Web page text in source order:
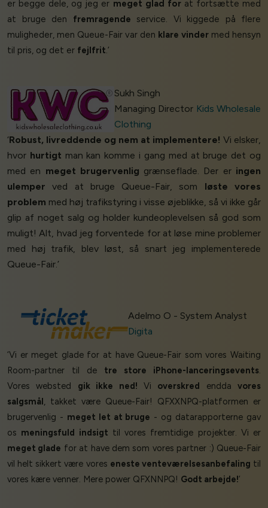
er begge dele, og jeg er meget glad forat fortsætte med
at bruge den fremragende service. Vi kiggede på flere
muligheder, men Queue-Fair var den klare vinder med hensyn
til pris, og det er fejlfrit.’
Sukh Singh
Managing Director Kids Wholesale
Clothing
‘Robust, livreddende og nem at implementere! Vi elsker,
hvor hurtigt man kan komme i gang med at bruge det og
med en meget brugervenlig grænseflade. Der er ingen
ulemper ved at bruge Queue-Fair, som løste vores
problem med høj trafikstyring i visse øjeblikke, så vi ikke går
glip af noget salg og holder kundeoplevelsen så god som
muligt! Alt, hvad jeg forventede for at løse mine problemer
med høj trafik, blev løst, så snart jeg implementerede
Queue-Fair.’
Adelmo O - System Analyst
Digita
‘Vi er meget glade for at have Queue-Fair som vores Waiting
Room-partner til de tre store iPhone-lanceringsevents.
Vores websted gik ikke ned! Vi overskred endda vores
salgsmål, takket være Queue-Fair! QFXXNPQ-platformen er
brugervenlig - meget let at bruge - og datarapporterne gav
os meningsfuld indsigt til vores fremtidige projekter. Vi er
meget glade for at have dem som vores partner :) Queue-Fair
vil helt sikkert være vores eneste venteværelsesanbefaling til
vores kære venner. Mere power QFXNNPQ! Godt arbejde!’